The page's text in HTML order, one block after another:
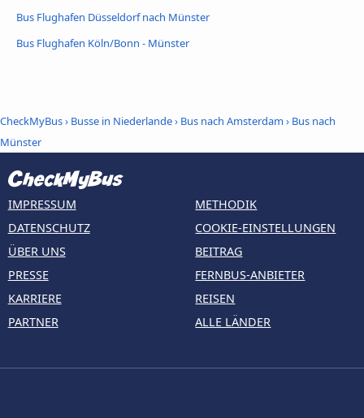
Bus Flughafen Düsseldorf nach Münster
Bus Flughafen Köln/Bonn - Münster
CheckMyBus› Busse in Niederlande› Bus nach Amsterdam › Bus nach
Münster
IMPRESSUM
DATENSCHUTZ
ÜBER UNS
PRESSE
KARRIERE
PARTNER
METHODIK
COOKIE-EINSTELLUNGEN
BEITRAG
FERNBUS-ANBIETER
REISEN
ALLE LÄNDER